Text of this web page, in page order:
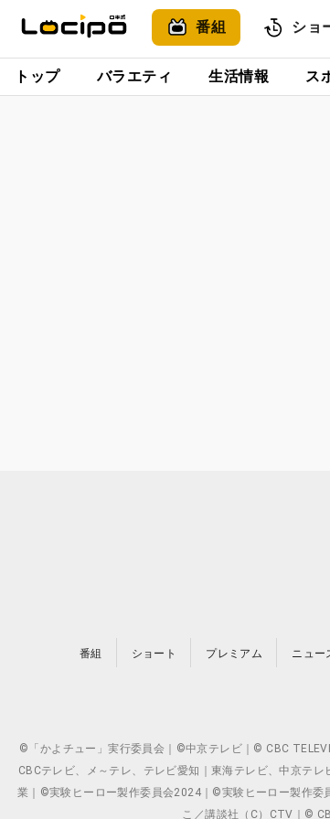
番組 ショ
トップ バラエティ 生活情報 ス
番組 ショート プレミアム ニュー
©「かよチュー」実行委員会｜©中京テレビ｜© CBC
CBCテレビ、メ～テレ、テレビ愛知｜東海テレビ、中京テ
業｜©実験ヒーロー製作委員会2024｜©実験ヒーロー製作委
こ／講談社（C）CTV｜©